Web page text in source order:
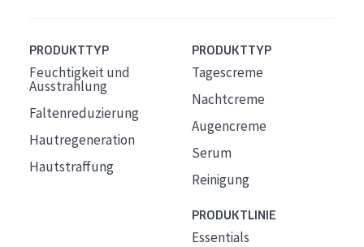
PRODUKTTYP
Feuchtigkeit und
Ausstrahlung
Faltenreduzierung
Hautregeneration
Hautstraffung
PRODUKTTYP
Tagescreme
Nachtcreme
Augencreme
Serum
Reinigung
PRODUKTLINIE
Essentials